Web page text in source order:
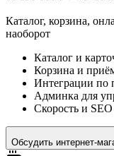
Каталог, корзина,
наоборот
Каталог и
Корзина и
Интеграции по
Админка для
Скорость и
Обсудить интернет-